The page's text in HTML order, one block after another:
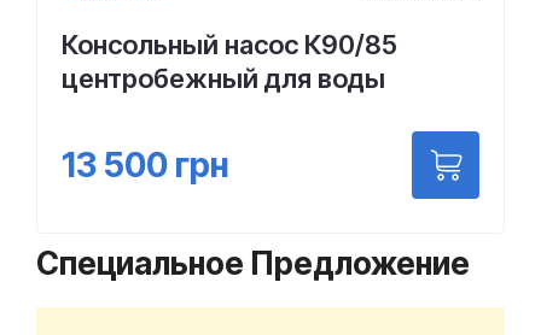
Консольный насос К90/85
центробежный для воды
13 500 грн
Специальное Предложение